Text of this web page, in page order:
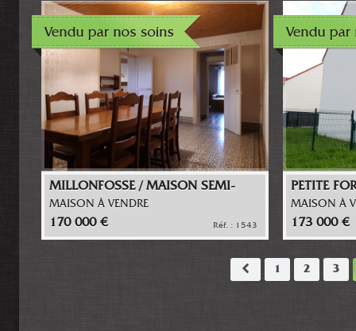
MILLONFOSSE / MAISON SEMI-
INDIVIDUELLE
MAISON À VENDRE
170 000 € Réf. : 1543
PETITE
MAISON À
173 000 €
1 2 3